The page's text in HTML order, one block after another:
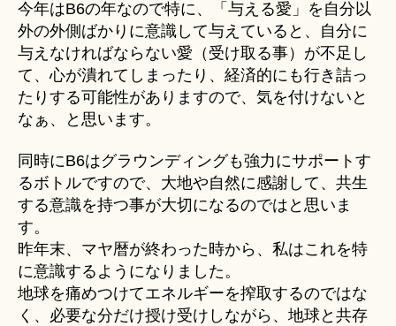
今年はB6の年なので特に、「与える愛」を自分以
外の外側ばかりに意識して与えていると、自分に
与えなければならない愛（受け取る事）が不足し
て、心が潰れてしまったり、経済的にも行き詰っ
たりする可能性がありますので、気を付けないと
なぁ、と思います。
同時にB6はグラウンディングも強力にサポートす
るボトルですので、大地や自然に感謝して、共生
する意識を持つ事が大切になるのではと思いま
す。
昨年末、マヤ暦が終わった時から、私はこれを特
に意識するようになりました。
地球を痛めつけてエネルギーを搾取するのではな
く、必要な分だけ授け受けしながら、地球と共存